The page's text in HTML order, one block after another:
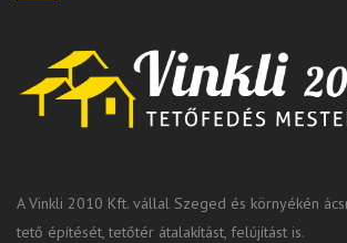
A Vinkli 2010 Kft. vállal Szeged és környékén
tető építését, tetőtér átalakítást, felújítást is.